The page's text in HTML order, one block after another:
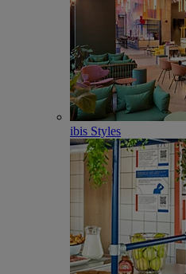
ibis Styles